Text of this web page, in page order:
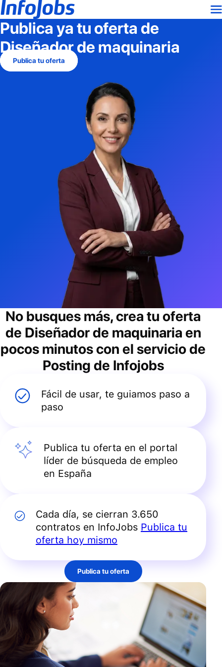
Publica ya tu oferta de
Diseñador de maquinaria
Publica tu oferta
No busques más, crea tu oferta
de Diseñador de maquinaria en
pocos minutos con el servicio de
Posting de Infojobs
Fácil de usar, te guiamos paso a
paso
Publica tu oferta en el portal
líder de búsqueda de empleo
en España
Cada día, se cierran 3.650
contratos en InfoJobs Publica tu
oferta hoy mismo
Publica tu oferta